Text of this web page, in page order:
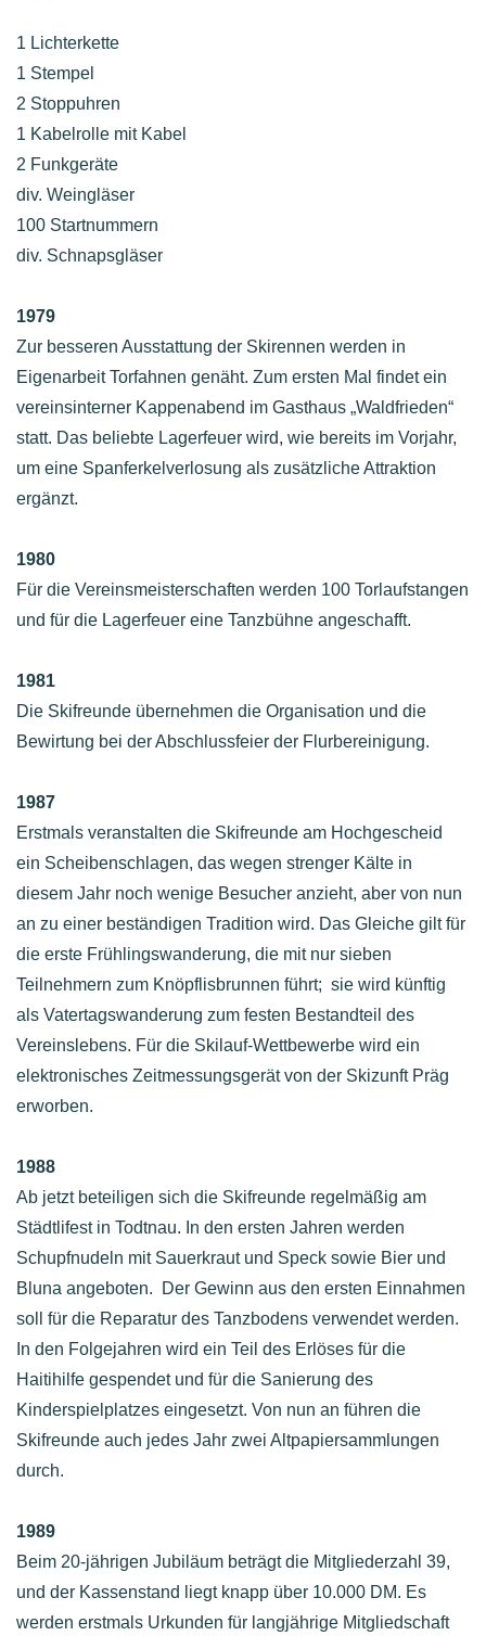
1 Lichterkette
1 Stempel
2 Stoppuhren
1 Kabelrolle mit Kabel
2 Funkgeräte
div. Weingläser
100 Startnummern
div. Schnapsgläser
1979
Zur besseren Ausstattung der Skirennen werden in
Eigenarbeit Torfahnen genäht. Zum ersten Mal findet ein
vereinsinterner Kappenabend im Gasthaus „Waldfrieden“
statt. Das beliebte Lagerfeuer wird, wie bereits im Vorjahr,
um eine Spanferkelverlosung als zusätzliche Attraktion
ergänzt.
1980
Für die Vereinsmeisterschaften werden 100 Torlaufstangen
und für die Lagerfeuer eine Tanzbühne angeschafft.
1981
Die Skifreunde übernehmen die Organisation und die
Bewirtung bei der Abschlussfeier der Flurbereinigung.
1987
Erstmals veranstalten die Skifreunde am Hochgescheid
ein Scheibenschlagen, das wegen strenger Kälte in
diesem Jahr noch wenige Besucher anzieht, aber von nun
an zu einer beständigen Tradition wird. Das Gleiche gilt für
die erste Frühlingswanderung, die mit nur sieben
Teilnehmern zum Knöpflisbrunnen führt; sie wird künftig
als Vatertagswanderung zum festen Bestandteil des
Vereinslebens. Für die Skilauf-Wettbewerbe wird ein
elektronisches Zeitmessungsgerät von der Skizunft Präg
erworben.
1988
Ab jetzt beteiligen sich die Skifreunde regelmäßig am
Städtlifest in Todtnau. In den ersten Jahren werden
Schupfnudeln mit Sauerkraut und Speck sowie Bier und
Bluna angeboten. Der Gewinn aus den ersten Einnahmen
soll für die Reparatur des Tanzbodens verwendet werden.
In den Folgejahren wird ein Teil des Erlöses für die
Haitihilfe gespendet und für die Sanierung des
Kinderspielplatzes eingesetzt. Von nun an führen die
Skifreunde auch jedes Jahr zwei Altpapiersammlungen
durch.
1989
Beim 20-jährigen Jubiläum beträgt die Mitgliederzahl 39,
und der Kassenstand liegt knapp über 10.000 DM. Es
werden erstmals Urkunden für langjährige Mitgliedschaft